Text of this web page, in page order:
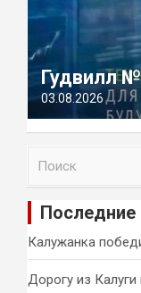
Гудвилл
03.08.2026
и
Последние
Калужанка
Дорогу из